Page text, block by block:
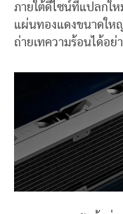
ภายใต้ดีไซน์ที่แปลกให
แผ่นทองแดงขนาดให
ถ่ายเทความร้อนได้อย่า